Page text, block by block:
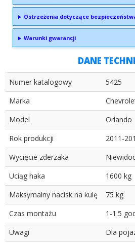
Ostrzeżenia dotyczące
Warunki gwarancji
DANE
Numer katalogowy
5425
Marka
Model
Orlando
Rok produkcji
2011-
Wycięcie zderzaka
Uciąg haka
1600 kg
Maksymalny nacisk na kulę
75 kg
Czas montażu
1-1.5
Uwagi
Dla